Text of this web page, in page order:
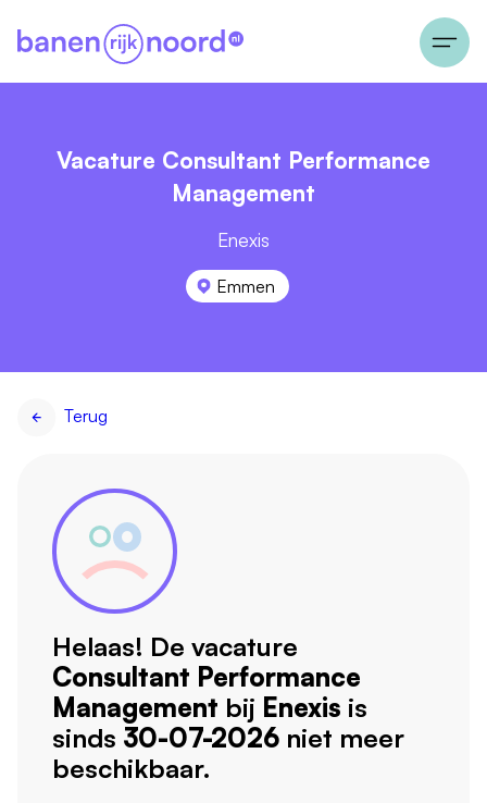
Vacature Consultant Performance
Management
Enexis
Emmen
Terug
Helaas! De vacature
Consultant Performance
Management bij Enexis is
sinds 30-07-2026 niet meer
beschikbaar.